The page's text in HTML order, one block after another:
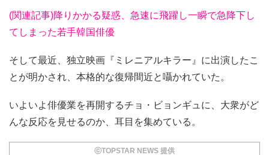
(関連記事)降りかかる疑惑、急速に飛躍し一瞬で急降下し
てしまった若手韓国俳優
そして最近、独立映画『ミレニアルキラー』に出演したこ
とが明かされ、本格的な復帰間近と囁かれていた。
いよいよ俳優業を再開するチョ・ビョンギュに、大衆がど
んな反応を見せるのか、耳目を集めている。
ⓒTOPSTAR NEWS 提供